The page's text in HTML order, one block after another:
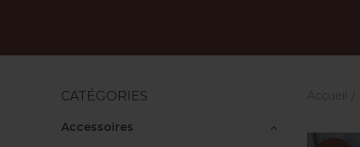
CATÉGORIES
Accessoires